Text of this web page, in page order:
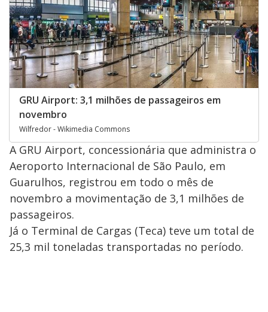
GRU Airport: 3,1 milhões de passageiros em
novembro
Wilfredor - Wikimedia Commons
A GRU Airport, concessionária que administra o
Aeroporto Internacional de São Paulo, em
Guarulhos, registrou em todo o mês de
novembro a movimentação de 3,1 milhões de
passageiros.
Já o Terminal de Cargas (Teca) teve um total de
25,3 mil toneladas transportadas no período.